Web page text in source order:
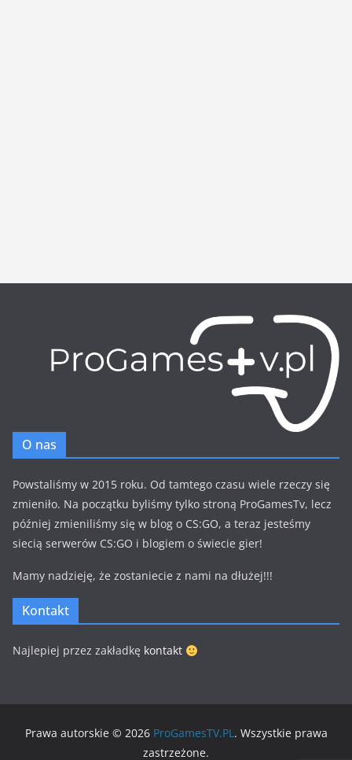
O nas
Powstaliśmy w 2015 roku. Od tamtego czasu wiele rzeczy się
zmieniło. Na początku byliśmy tylko stroną ProGamesTv, lecz
później zmieniliśmy się w blog o CS:GO, a teraz jesteśmy
siecią serwerów CS:GO i blogiem o świecie gier!
Mamy nadzieję, że zostaniecie z nami na dłużej!!!
Kontakt
Najlepiej przez zakładkę kontakt
Prawa autorskie © 2026 ProGamesTV.PL. Wszystkie prawa
zastrzeżone.